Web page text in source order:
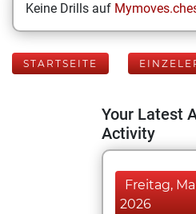
Keine Drills auf
STARTSEITE
Your Latest
Activity
Freitag,
2026